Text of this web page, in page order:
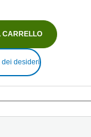
CARRELLO
desideri